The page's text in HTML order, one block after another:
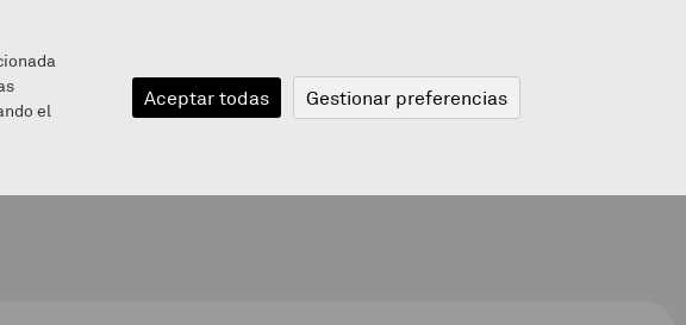
BALEAREN BIDEA JANGELA BLOGA BERRIAK
el
Aceptar todas Gestionar preferencias